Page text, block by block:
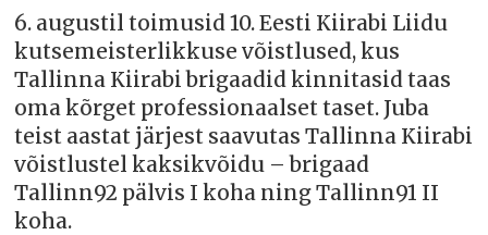
6. augustil toimusid 10. Eesti Kiirabi Liidu
kutsemeisterlikkuse võistlused, kus
Tallinna Kiirabi brigaadid kinnitasid taas
oma kõrget professionaalset taset. Juba
teist aastat järjest saavutas Tallinna Kiirabi
võistlustel kaksikvõidu – brigaad
Tallinn92 pälvis I koha ning Tallinn91 II
koha.